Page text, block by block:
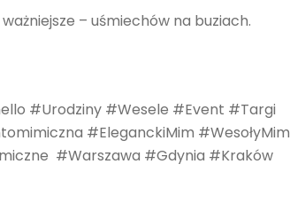
– uśmiechów na buziach.
#Urodziny #Wesele #Event #Targi
#EleganckiMim #WesołyMim
#Warszawa #Gdynia #Kraków